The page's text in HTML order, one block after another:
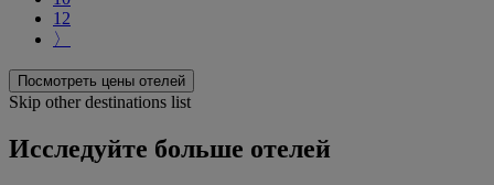
12
〉
Посмотреть цены отелей
Skip other destinations list
Исследуйте больше отелей